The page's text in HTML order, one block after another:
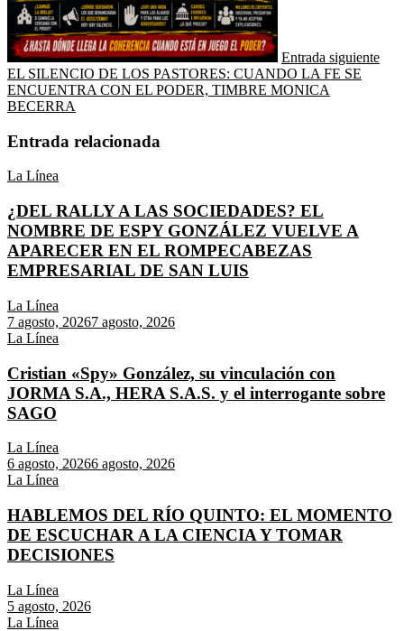
Entrada siguiente
EL SILENCIO DE LOS PASTORES: CUANDO LA FE SE
ENCUENTRA CON EL PODER, TIMBRE MONICA
BECERRA
Entrada relacionada
La Línea
¿DEL RALLY A LAS SOCIEDADES? EL
NOMBRE DE ESPY GONZÁLEZ VUELVE A
APARECER EN EL ROMPECABEZAS
EMPRESARIAL DE SAN LUIS
La Línea
7 agosto, 20267 agosto, 2026
La Línea
Cristian «Spy» González, su vinculación con
JORMA S.A., HERA S.A.S. y el interrogante sobre
SAGO
La Línea
6 agosto, 20266 agosto, 2026
La Línea
HABLEMOS DEL RÍO QUINTO: EL MOMENTO
DE ESCUCHAR A LA CIENCIA Y TOMAR
DECISIONES
La Línea
5 agosto, 2026
La Línea